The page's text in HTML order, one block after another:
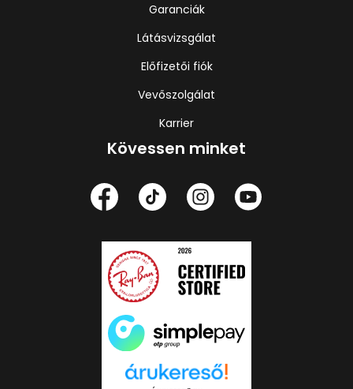
Garanciák
Látásvizsgálat
Előfizetői fiók
Vevőszolgálat
Karrier
Kövessen minket